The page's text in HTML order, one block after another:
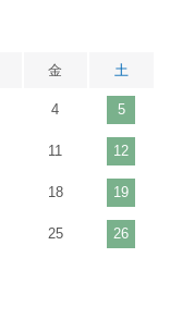
金 土
4 5
11 12
18 19
25 26